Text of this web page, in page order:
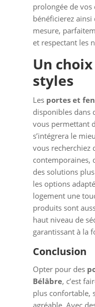
prolongée de vos
bénéficierez ainsi
mesure,
et respectant les
Un
styles
Les portes et
disponibles dans
vous permettant
s’intégrera le
vous recherchiez
contemporaines,
des solutions
les options
logement une
produits sont
haut niveau de
garantissant à la
Conclusion
Opter pour des
Bélâbre, c’est
plus confortable,
agréable. Avec